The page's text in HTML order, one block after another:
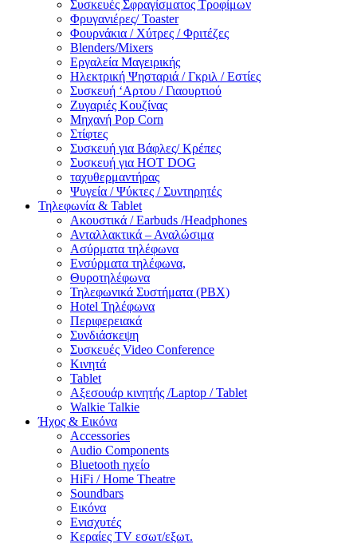
Συσκευές Σφραγίσματος Τροφίμων
Φρυγανιέρες/ Toaster
Φουρνάκια / Χύτρες / Φριτέζες
Blenders/Mixers
Εργαλεία Μαγειρικής
Ηλεκτρική Ψησταριά / Γκριλ / Eστίες
Συσκευή ‘Αρτου / Γιαουρτιού
Ζυγαριές Κουζίνας
Μηχανή Pop Corn
Στίφτες
Συσκευή για Βάφλες/ Κρέπες
Συσκευή για HOT DOG
ταχυθερμαντήρας
Ψυγεία / Ψύκτες / Συντηρητές
Τηλεφωνία & Tablet
Ακουστικά / Earbuds /Headphones
Ανταλλακτικά – Αναλώσιμα
Ασύρματα τηλέφωνα
Ενσύρματα τηλέφωνα,
Θυροτηλέφωνα
Τηλεφωνικά Συστήματα (PBX)
Hotel Τηλέφωνα
Περιφερειακά
Συνδιάσκεψη
Συσκευές Video Conference
Κινητά
Tablet
Αξεσουάρ κινητής /Laptop / Tablet
Walkie Talkie
Ήχος & Εικόνα
Accessories
Audio Components
Bluetooth ηχείο
HiFi / Home Theatre
Soundbars
Εικόνα
Ενισχυτές
Κεραίες TV εσωτ/εξωτ.